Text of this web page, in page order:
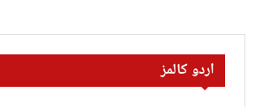
اردو کالمز